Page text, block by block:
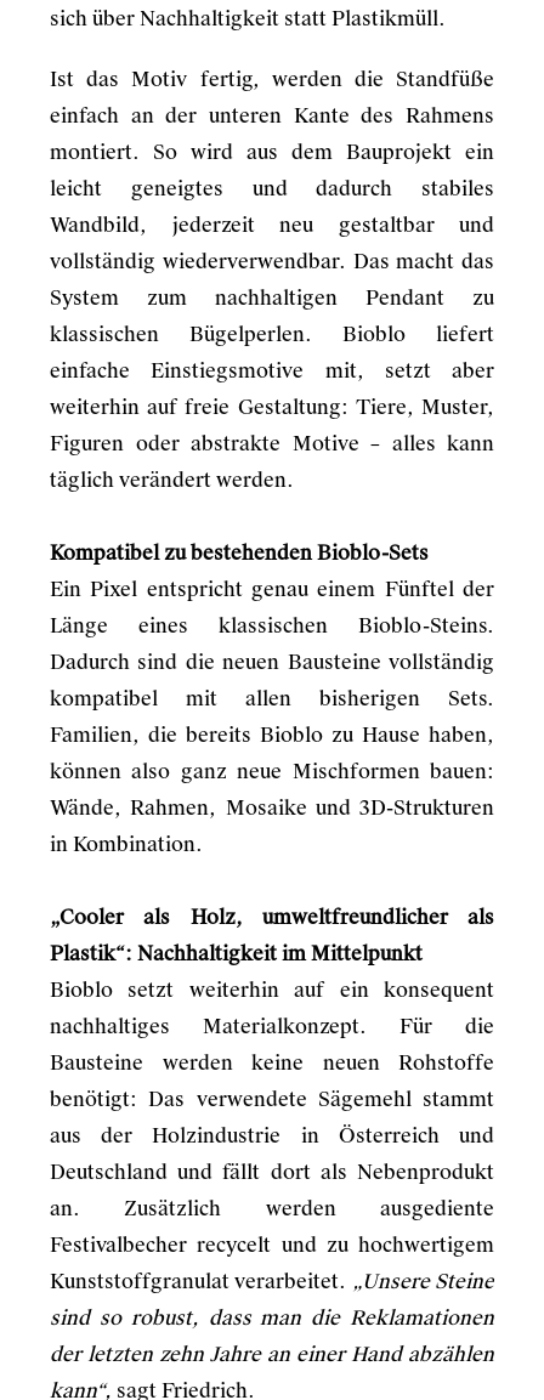
sich über Nachhaltigkeit statt Plastikmüll.
Ist das Motiv fertig, werden die Standfüße
einfach an der unteren Kante des Rahmens
montiert. So wird aus dem Bauprojekt ein
leicht geneigtes und dadurch stabiles
Wandbild, jederzeit neu gestaltbar und
vollständig wiederverwendbar. Das macht das
System zum nachhaltigen Pendant zu
klassischen Bügelperlen. Bioblo liefert
einfache Einstiegsmotive mit, setzt aber
weiterhin auf freie Gestaltung: Tiere, Muster,
Figuren oder abstrakte Motive – alles kann
täglich verändert werden.
Kompatibel zu bestehenden Bioblo-Sets
Ein Pixel entspricht genau einem Fünftel der
Länge eines klassischen Bioblo-Steins.
Dadurch sind die neuen Bausteine vollständig
kompatibel mit allen bisherigen Sets.
Familien, die bereits Bioblo zu Hause haben,
können also ganz neue Mischformen bauen:
Wände, Rahmen, Mosaike und 3D-Strukturen
in Kombination.
„Cooler als Holz, umweltfreundlicher als
Plastik“: Nachhaltigkeit im Mittelpunkt
Bioblo setzt weiterhin auf ein konsequent
nachhaltiges Materialkonzept. Für die
Bausteine werden keine neuen Rohstoffe
benötigt: Das verwendete Sägemehl stammt
aus der Holzindustrie in Österreich und
Deutschland und fällt dort als Nebenprodukt
an. Zusätzlich werden ausgediente
Festivalbecher recycelt und zu hochwertigem
Kunststoffgranulat verarbeitet. „Unsere Steine
sind so robust, dass man die Reklamationen
der letzten zehn Jahre an einer Hand abzählen
kann“, sagt Friedrich.